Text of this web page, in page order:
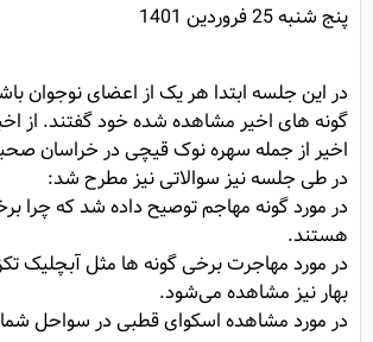
پنج شنبه 25 فروردین 1401
در این جلسه ابتدا هر یک از اعضای نوجوان
گونه های اخیر مشاهده شده خود گفتند. از
اخیر از جمله سهره نوک قیچی در خراسان
در طی جلسه نیز سوالاتی نیز مطرح شد:
در مورد گونه مهاجم توصیح داده شد که چرا
هستند.
در مورد مهاجرت برخی گونه ها مثل آبچلیک
بهار نیز مشاهده می‌شود.
در مورد مشاهده اسکوای قطبی در سواحل